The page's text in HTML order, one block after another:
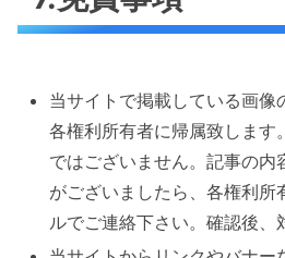
当サイトで掲載している画像
各権利所有者に帰属致します
ではございません。記事の内
がございましたら、各権利所
ルでご連絡下さい。確認後、